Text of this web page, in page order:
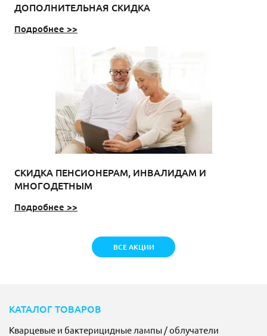
ДОПОЛНИТЕЛЬНАЯ СКИДКА
Подробнее >>
СКИДКА ПЕНСИОНЕРАМ, ИНВАЛИДАМ И
МНОГОДЕТНЫМ
Подробнее >>
ВСЕ АКЦИИ
КАТАЛОГ ТОВАРОВ
Кварцевые и бактерицидные лампы / облучатели